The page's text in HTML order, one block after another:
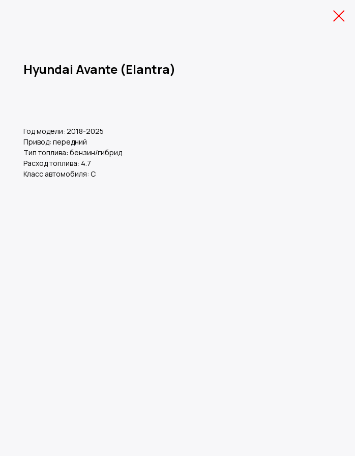
Hyundai Avante (Elantra)
Год модели: 2018-2025
Привод: передний
Тип топлива: бензин/гибрид
Расход топлива: 4.7
Класс автомобиля: С